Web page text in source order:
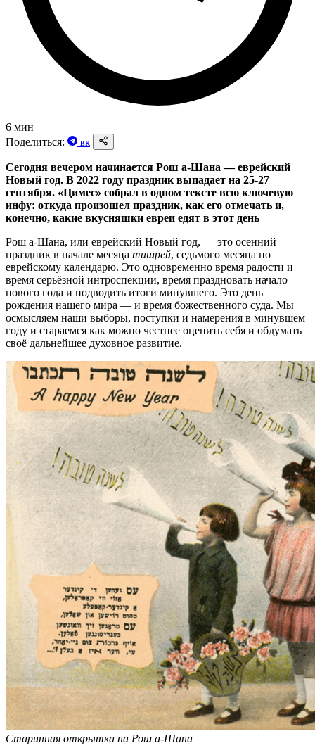
6 мин
Поделиться:
ВК
Сегодня вечером начинается Рош а-Шана — еврейский
Новый год. В 2022 году праздник выпадает на 25-27
сентября. «Цимес» собрал в одном тексте всю ключевую
инфу: откуда произошел праздник, как его отмечать и,
конечно, какие вкусняшки евреи едят в этот день
Рош а-Шана, или еврейский Новый год, — это осенний
праздник в начале месяца тишрей, седьмого месяца по
еврейскому календарю. Это одновременно время радости и
время серьёзной интроспекции, время праздновать начало
нового года и подводить итоги минувшего. Это день
рождения нашего мира — и время божественного суда. Мы
осмысляем наши выборы, поступки и намерения в минувшем
году и стараемся как можно честнее оценить себя и обдумать
своё дальнейшее духовное развитие.
Старинная открытка на Рош а-Шана